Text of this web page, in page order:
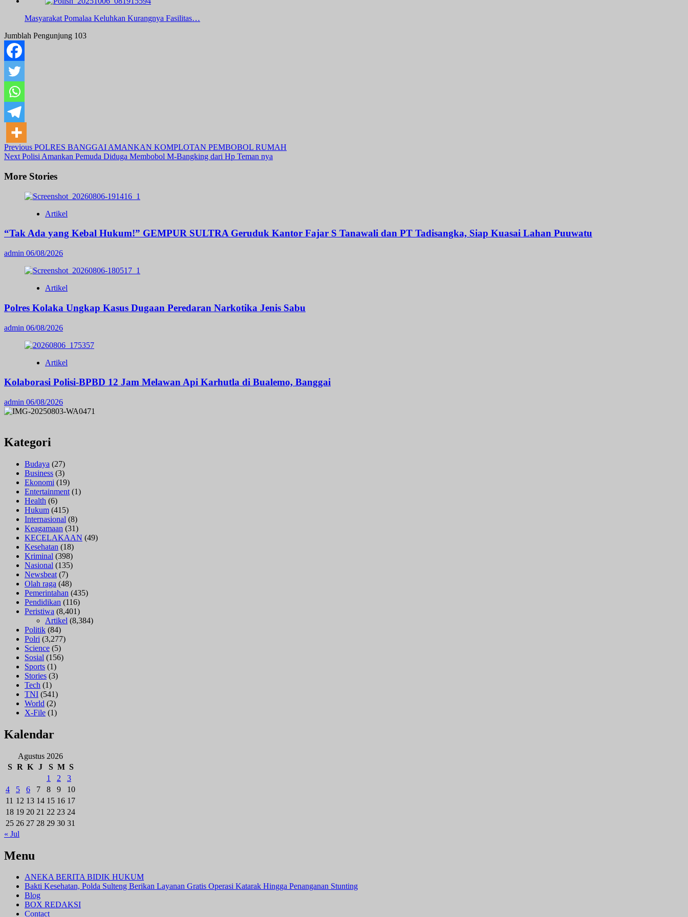
Masyarakat Pomalaa Keluhkan Kurangnya Fasilitas…
Jumblah Pengunjung 103
Post
Navigation
Previous POLRES BANGGAI AMANKAN KOMPLOTAN PEMBOBOL RUMAH
Next Polisi Amankan Pemuda Diduga Membobol M-Bangking dari Hp Teman nya
More Stories
Artikel
“Tak Ada yang Kebal Hukum!” GEMPUR SULTRA Geruduk Kantor Fajar S Tanawali dan PT Tadisangka, Siap Kuasai Lahan Puuwatu
admin 06/08/2026
Artikel
Polres Kolaka Ungkap Kasus Dugaan Peredaran Narkotika Jenis Sabu
admin 06/08/2026
Artikel
Kolaborasi Polisi-BPBD 12 Jam Melawan Api Karhutla di Bualemo, Banggai
admin 06/08/2026
Kategori
Budaya (27)
Business (3)
Ekonomi (19)
Entertainment (1)
Health (6)
Hukum (415)
Internasional (8)
Keagamaan (31)
KECELAKAAN (49)
Kesehatan (18)
Kriminal (398)
Nasional (135)
Newsbeat (7)
Olah raga (48)
Pemerintahan (435)
Pendidikan (116)
Peristiwa (8,401)
Artikel (8,384)
Politik (84)
Polri (3,277)
Science (5)
Sosial (156)
Sports (1)
Stories (3)
Tech (1)
TNI (541)
World (2)
X-File (1)
Kalendar
Agustus 2026
S R K J S M S
1
2
3
4
5 6 7 8 9
10
11 12 13 14 15 16 17
18 19 20 21 22 23 24
25 26 27 28 29 30 31
« Jul
Menu
ANEKA BERITA BIDIK HUKUM
Bakti Kesehatan, Polda Sulteng Berikan Layanan Gratis Operasi Katarak Hingga Penanganan Stunting
Blog
BOX REDAKSI
Contact